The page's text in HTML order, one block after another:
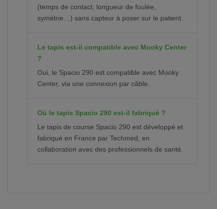
(temps de contact, longueur de foulée,
symétrie…) sans capteur à poser sur le patient.
Le tapis est-il compatible avec Mooky Center
?
Oui, le Spacio 290 est compatible avec Mooky
Center, via une connexion par câble.
Où le tapis Spacio 290 est-il fabriqué ?
Le tapis de course Spacio 290 est développé et
fabriqué en France par Techmed, en
collaboration avec des professionnels de santé.